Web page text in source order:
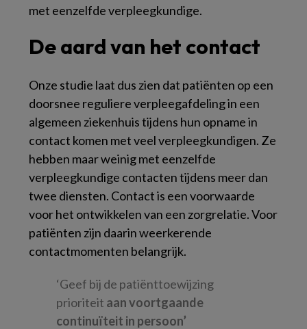
met eenzelfde verpleegkundige.
De aard van het contact
Onze studie laat dus zien dat patiënten op een
doorsnee reguliere verpleegafdeling in een
algemeen ziekenhuis tijdens hun opname in
contact komen met veel verpleegkundigen. Ze
hebben maar weinig met eenzelfde
verpleegkundige contacten tijdens meer dan
twee diensten. Contact is een voorwaarde
voor het ontwikkelen van een zorgrelatie. Voor
patiënten zijn daarin weerkerende
contactmomenten belangrijk.
‘Geef bij de patiënttoewijzing
prioriteit aan voortgaande
continuïteit in persoon’